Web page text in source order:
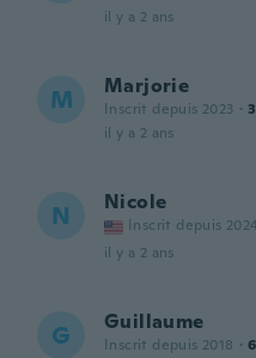
il y a 2 ans
M Marjorie
Inscrit depuis 2023 · 3
il y a 2 ans
N Nicole
Inscrit depuis 2024
il y a 2 ans
G Guillaume
Inscrit depuis 2018 ·